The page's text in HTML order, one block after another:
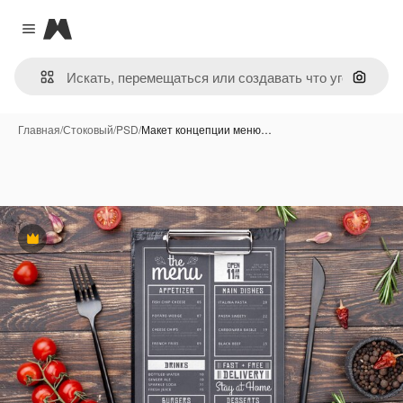
Close menu
Magnific
Поиск
Главная/Стоковый/PSD/Макет концепции меню…
Премиум